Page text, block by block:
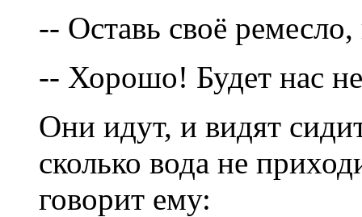
-- Оставь своё
-- Хорошо! Будет нас
Они идут, и видят
сколько вода не
говорит ему: